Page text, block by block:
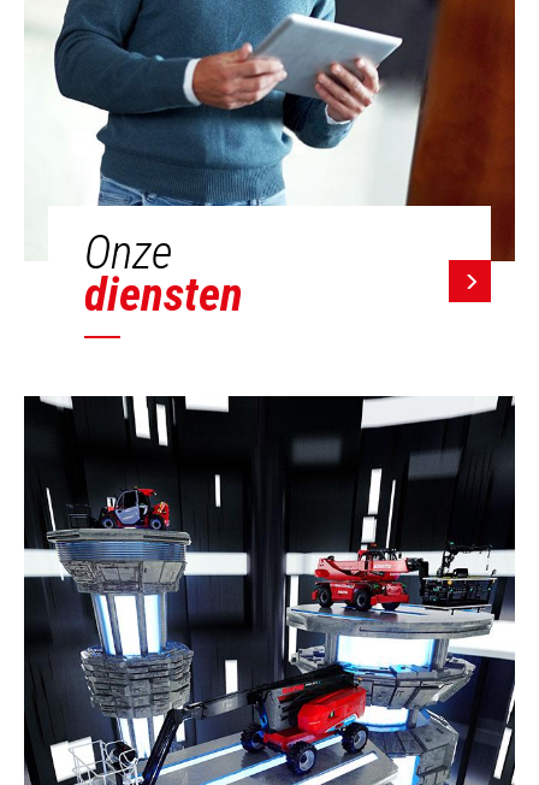
Onze
diensten